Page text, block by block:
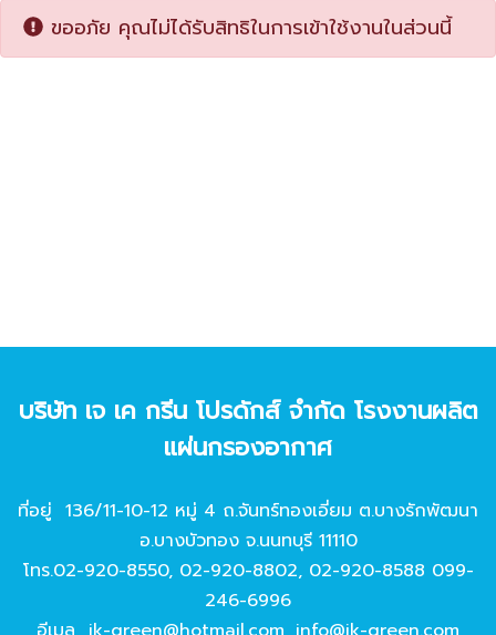
ขออภัย คุณไม่ได้รับสิทธิในการเข้าใช้งานในส่วนนี้
บริษัท เจ เค กรีน โปรดักส์ จํากัด โรงงานผลิต
แผ่นกรองอากาศ
ที่อยู่ 136/11-10-12 หมู่ 4 ถ.จันทร์ทองเอี่ยม ต.บางรักพัฒนา
อ.บางบัวทอง จ.นนทบุรี 11110
โทร.02-920-8550, 02-920-8802, 02-920-8588 099-
246-6996